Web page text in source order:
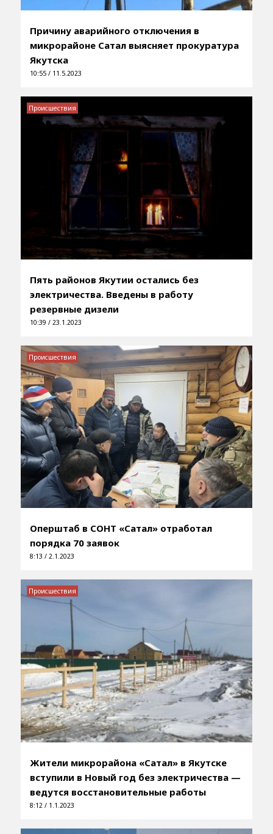
Причину аварийного отключения в
микрорайоне Сатал выясняет прокуратура
Якутска
10:55 / 11.5.2023
Пять районов Якутии остались без
электричества. Введены в работу
резервные дизели
10:39 / 23.1.2023
Происшествия
Оперштаб в СОНТ «Сатал» отработал
порядка 70 заявок
8:13 / 2.1.2023
Происшествия
Жители микрорайона «Сатал» в Якутске
вступили в Новый год без электричества —
ведутся восстановительные работы
8:12 / 1.1.2023
Происшествия